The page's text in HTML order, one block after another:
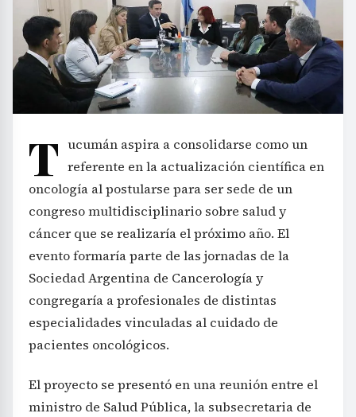
T ucumán aspira a consolidarse como un
referente en la actualización científica en
oncología al postularse para ser sede de un
congreso multidisciplinario sobre salud y
cáncer que se realizaría el próximo año. El
evento formaría parte de las jornadas de la
Sociedad Argentina de Cancerología y
congregaría a profesionales de distintas
especialidades vinculadas al cuidado de
pacientes oncológicos.
El proyecto se presentó en una reunión entre el
ministro de Salud Pública, la subsecretaria de